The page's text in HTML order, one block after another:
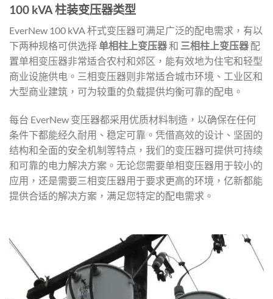
100 kVA 柱装变压器类型
EverNew 100 kVA 杆式变压器可满足广泛的配电需求，有以
下两种规格可供选择 单相柱上变压器和 三相柱上变压器配
置单相变压器非常适合农村和郊区，能有效地为住宅和轻型
商业设施供电。三相变压器则非常适合城市环境、工业区和
大型商业建筑，可为较重的负载提供均衡可靠的配电。
每台 EverNew 变压器都采用优质材料制造，以确保在任何
条件下都能经久耐用、稳定可靠。凭借高效的设计、坚固的
结构和全面的安全机制等特点，我们的变压器可提供可持续
和可靠的电力解决方案。无论您需要单相变压器用于较小的
应用，还是需要三相变压器用于要求更高的环境，亿新都能
提供合适的解决方案，满足您特定的配电需求。